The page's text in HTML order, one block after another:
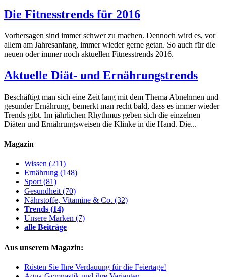
Die Fitnesstrends für 2016
Vorhersagen sind immer schwer zu machen. Dennoch wird es, vor
allem am Jahresanfang, immer wieder gerne getan. So auch für die
neuen oder immer noch aktuellen Fitnesstrends 2016.
Aktuelle Diät- und Ernährungstrends
Beschäftigt man sich eine Zeit lang mit dem Thema Abnehmen und
gesunder Ernährung, bemerkt man recht bald, dass es immer wieder
Trends gibt. Im jährlichen Rhythmus geben sich die einzelnen
Diäten und Ernährungsweisen die Klinke in die Hand. Die...
Magazin
Wissen (211)
Ernährung (148)
Sport (81)
Gesundheit (70)
Nährstoffe, Vitamine & Co. (32)
Trends (14)
Unsere Marken (7)
alle Beiträge
Aus unserem Magazin:
Rüsten Sie Ihre Verdauung für die Feiertage!